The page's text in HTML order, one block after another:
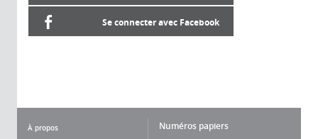
Se connecter avec Facebook
À propos
Numéros papiers